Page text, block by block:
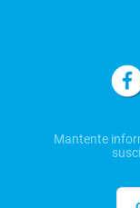
Mantente